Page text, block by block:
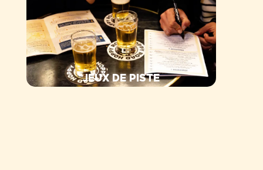
JEUX DE PISTE